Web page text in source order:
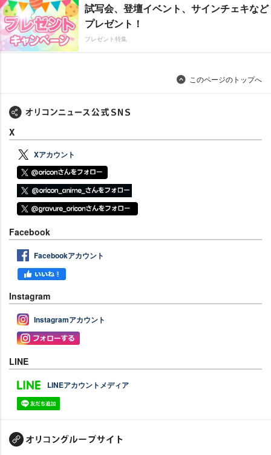
試写会、登壇イベント、サインチェキなど
プレゼント！
プレゼント特集
このページのトップへ
X
Xアカウント
Facebook
Facebookアカウント
Instagram
Instagramアカウント
LINE
LINEアカウントメディア